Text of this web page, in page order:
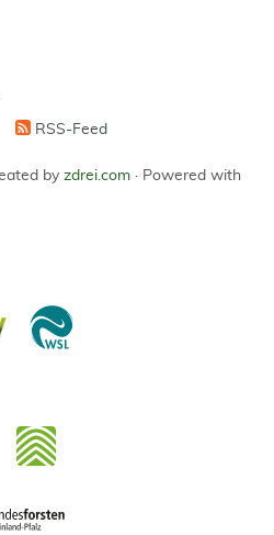
RSS-Feed
by zdrei.com · Powered with